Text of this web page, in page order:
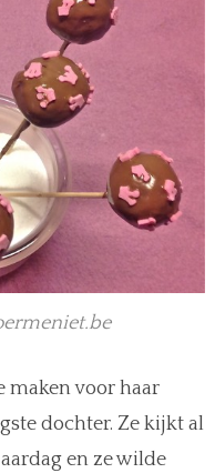
maken voor haar
dochter. Ze kijkt al
en ze wilde